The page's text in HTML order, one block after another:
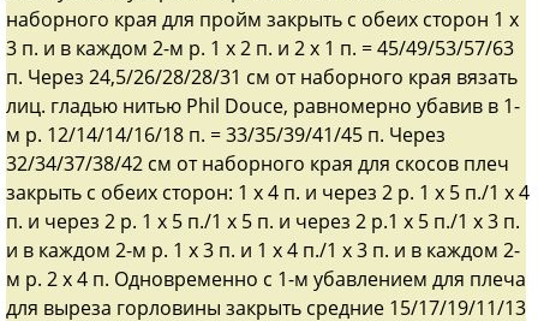
наборного края для пройм закрыть с обеих сторон 1 х
3 п. и в каждом 2-м р. 1 х 2 п. и 2 х 1 п. = 45/49/53/57/63
п. Через 24,5/26/28/28/31 см от наборного края вязать
лиц. гладью нитью Phil Douce, равномерно убавив в 1-
м р. 12/14/14/16/18 п. = 33/35/39/41/45 п. Через
32/34/37/38/42 см от наборного края для скосов плеч
закрыть с обеих сторон: 1 х 4 п. и через 2 р. 1 х 5 п./1 х 4
п. и через 2 р. 1 х 5 п./1 х 5 п. и через 2 р.1 х 5 п./1 х 3 п.
и в каждом 2-м р. 1 х 3 п. и 1 х 4 п./1 х 3 п. и в каждом 2-
м р. 2 х 4 п. Одновременно с 1-м убавлением для плеча
для выреза горловины закрыть средние 15/17/19/11/13